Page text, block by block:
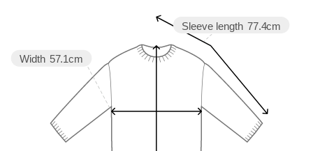
Sleeve length 77.4cm
Width 57.1cm